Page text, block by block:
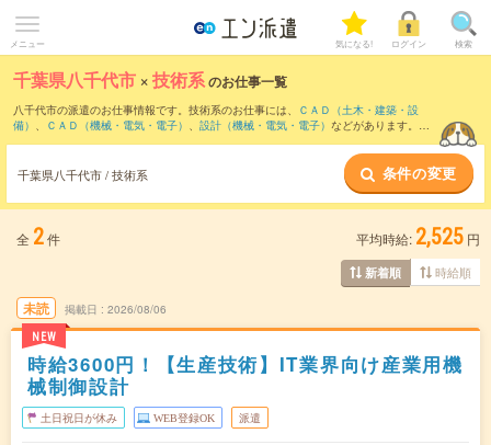
メニュー 気になる! ログイン 検索
千葉県八千代市 ×技術系のお仕事一覧
八千代市の派遣のお仕事情報です。技術系のお仕事には、
ＣＡＤ（土木・建築・設
備） 、 ＣＡＤ（機械・電気・電子） 、 設計（機械・電気・電子） などがあります。さ
千葉県八千代市 / 技術系 条件の変更
全 2件 平均時給: 2,525 円
新着順 時給順
未読
NEW
掲載日 2026/08/06
時給3600円！【生産技術】IT業界向け産業用機
械制御設計
土日祝日が休み WEB登録OK 派遣